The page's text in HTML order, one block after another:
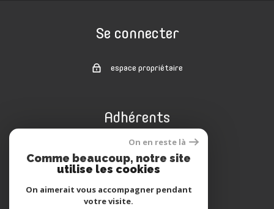
Se connecter
espace propriétaire
Adhérents
On en reste là
Comme beaucoup, notre site
utilise les cookies
On aimerait vous accompagner pendant
votre visite.